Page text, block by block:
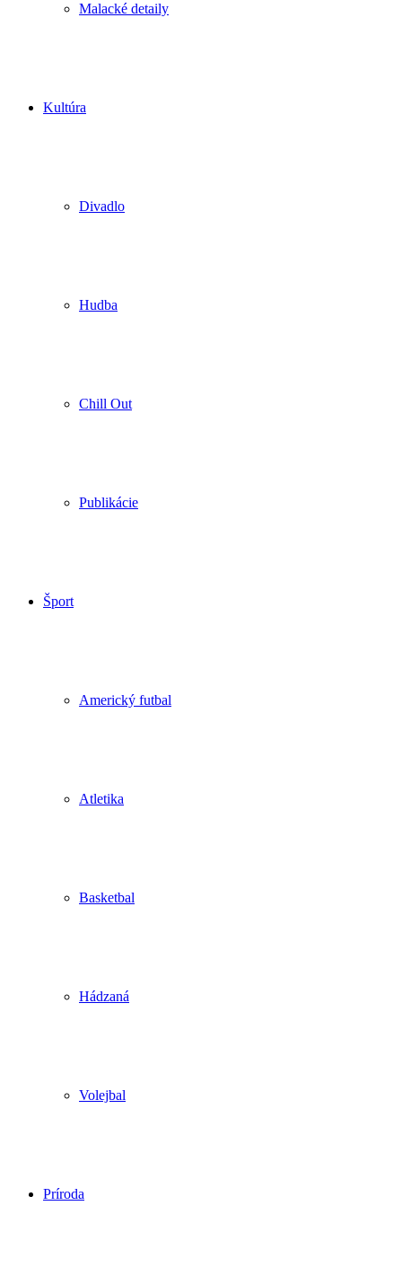
Malacké detaily
Kultúra
Divadlo
Hudba
Chill Out
Publikácie
Šport
Americký futbal
Atletika
Basketbal
Hádzaná
Volejbal
Príroda